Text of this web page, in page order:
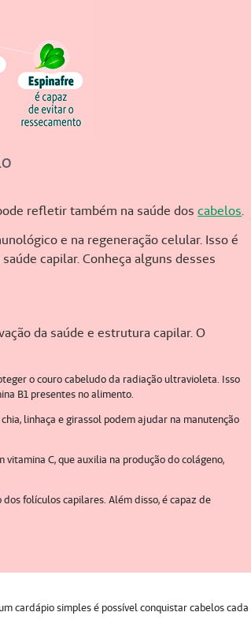
refletir também na saúde doscabelos.
e na regeneração celular. Isso é
capilar. Conheça alguns desses
da saúde e estrutura capilar. O
o couro cabeludo da radiação ultravioleta. Isso
B1 presentes no alimento.
linhaça e girassol podem ajudar na manutenção
C, que auxilia na produção do colágeno,
folículos capilares. Além disso, é capaz de
cardápio simples é possível conquistar cabelos cada